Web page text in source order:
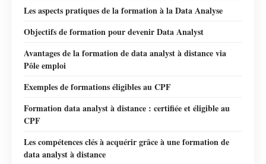
Les aspects pratiques de la formation à la Data Analyse
Objectifs de formation pour devenir Data Analyst
Avantages de la formation de data analyst à distance via
Pôle emploi
Exemples de formations éligibles au CPF
Formation data analyst à distance : certifiée et éligible au
CPF
Les compétences clés à acquérir grâce à une formation de
data analyst à distance